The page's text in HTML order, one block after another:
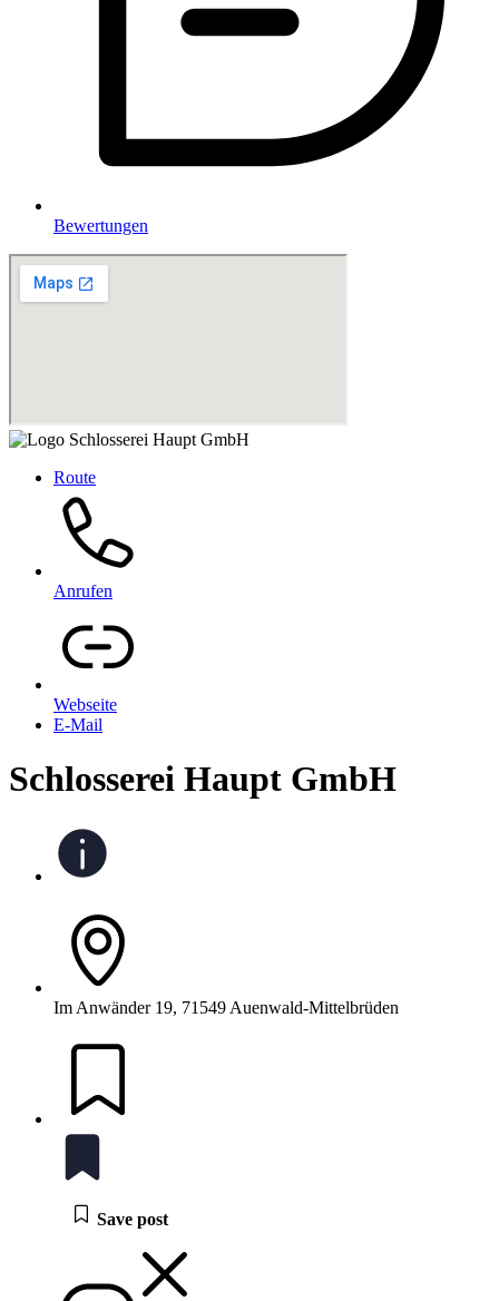
Bewertungen
Route
Anrufen
Webseite
E-Mail
Schlosserei Haupt GmbH
Im Anwänder 19, 71549 Auenwald-Mittelbrüden
Save post